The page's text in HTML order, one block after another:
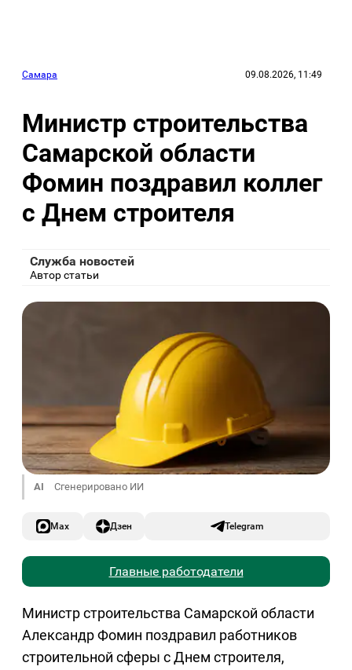
Самара 09.08.2026, 11:49
Министр строительства
Самарской области
Фомин поздравил коллег
с Днем строителя
Служба новостей
Автор статьи
AI Сгенерировано ИИ
Max Дзен Telegram
Главные работодатели
Министр строительства Самарской области
Александр Фомин поздравил работников
строительной сферы с Днем строителя,